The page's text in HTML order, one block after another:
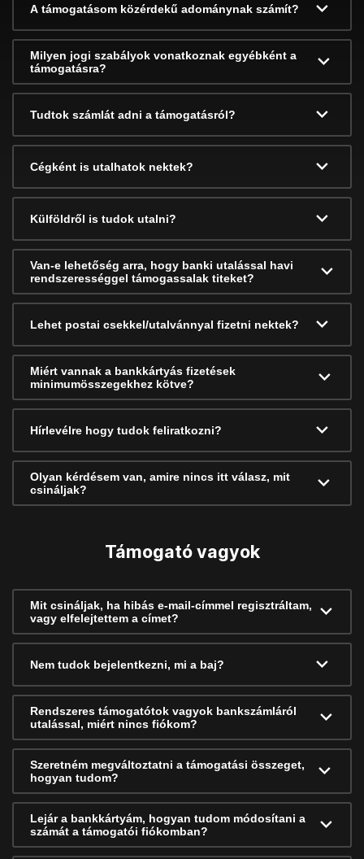
A támogatásom közérdekű adománynak számít?
Milyen jogi szabályok vonatkoznak egyébként a
támogatásra?
Tudtok számlát adni a támogatásról?
Cégként is utalhatok nektek?
Külföldről is tudok utalni?
Van-e lehetőség arra, hogy banki utalással havi
rendszerességgel támogassalak titeket?
Lehet postai csekkel/utalvánnyal fizetni nektek?
Miért vannak a bankkártyás fizetések
minimumösszegekhez kötve?
Hírlevélre hogy tudok feliratkozni?
Olyan kérdésem van, amire nincs itt válasz, mit
csináljak?
Támogató vagyok
Mit csináljak, ha hibás e-mail-címmel regisztráltam,
vagy elfelejtettem a címet?
Nem tudok bejelentkezni, mi a baj?
Rendszeres támogatótok vagyok bankszámláról
utalással, miért nincs fiókom?
Szeretném megváltoztatni a támogatási összeget,
hogyan tudom?
Lejár a bankkártyám, hogyan tudom módosítani a
számát a támogatói fiókomban?